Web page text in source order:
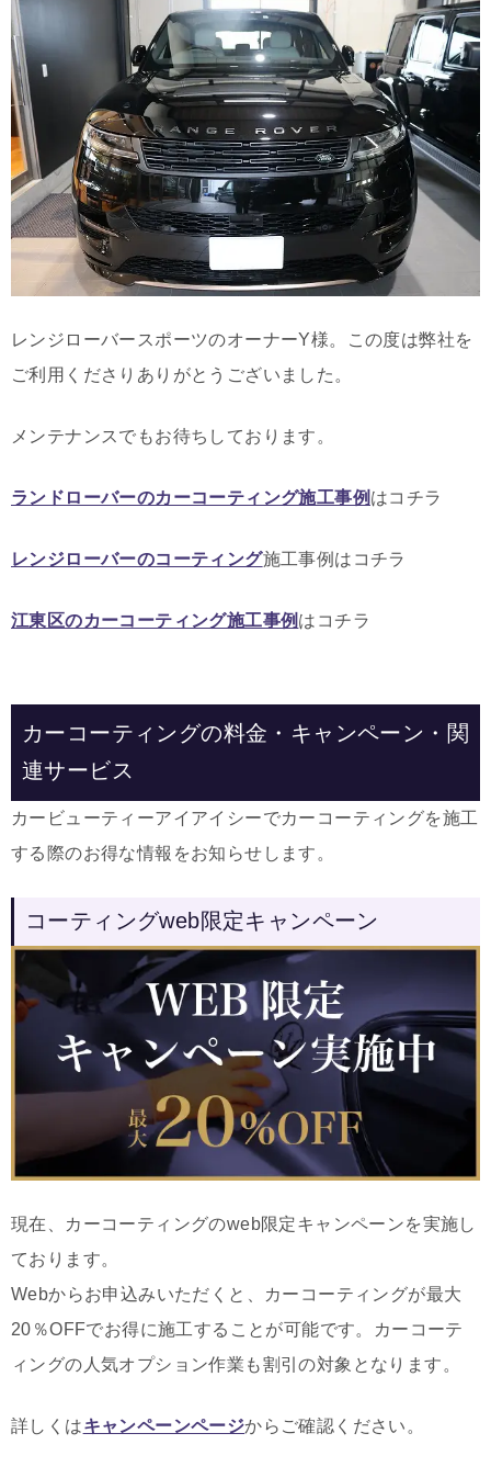
レンジローバースポーツのオーナーY様。この度は弊社を
ご利用くださりありがとうございました。
メンテナンスでもお待ちしております。
ランドローバーのカーコーティング施工事例 はコチラ
レンジローバーのコーティング施工事例はコチラ
江東区のカーコーティング施工事例 はコチラ
カーコーティングの料金・キャンペーン・関
連サービス
カービューティーアイアイシーでカーコーティングを施工
する際のお得な情報をお知らせします。
コーティングweb限定キャンペーン
現在、カーコーティングのweb限定キャンペーンを実施し
ております。
Webからお申込みいただくと、カーコーティングが最大
20％OFFでお得に施工することが可能です。カーコーテ
ィングの人気オプション作業も割引の対象となります。
詳しくはキャンペーンページからご確認ください。